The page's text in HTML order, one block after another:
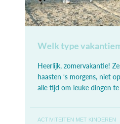
Welk type
Heerlijk, zomervakantie!
haasten ‘s morgens, niet
alle tijd om leuke dingen
ACTIVITEITEN MET KINDEREN